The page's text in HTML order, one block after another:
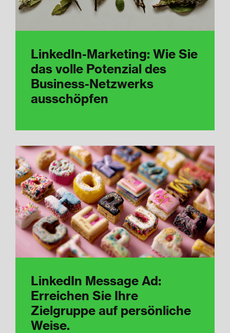
LinkedIn-Marketing: Wie Sie
das volle Potenzial des
Business-Netzwerks
ausschöpfen
LinkedIn Message Ad:
Erreichen Sie Ihre
Zielgruppe auf persönliche
Weise.